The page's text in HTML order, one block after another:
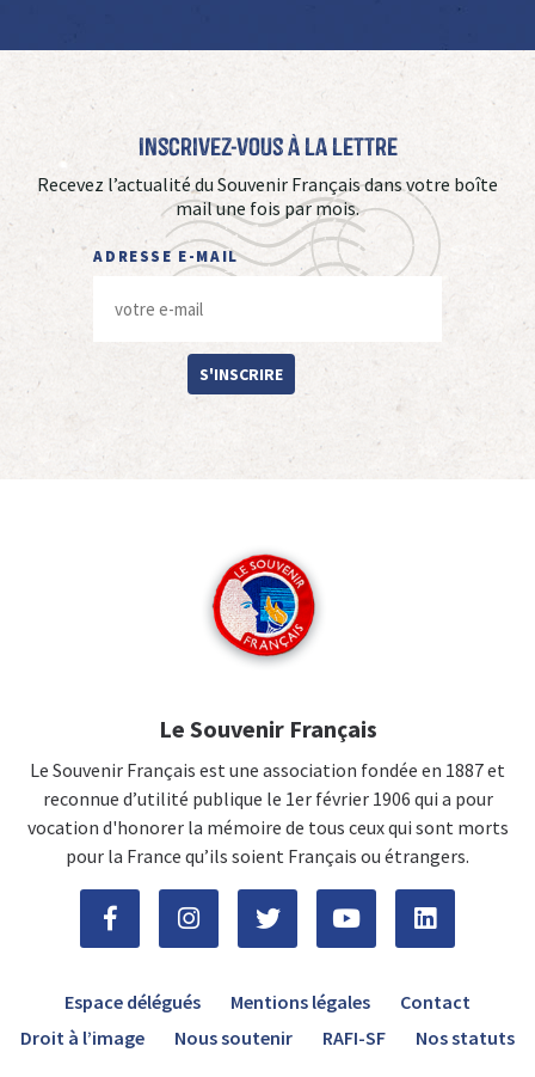
Inscrivez-vous à La Lettre
Recevez l’actualité du Souvenir Français dans votre boîte
mail une fois par mois.
ADRESSE E-MAIL
S'INSCRIRE
Le Souvenir Français
Le Souvenir Français est une association fondée en 1887 et
reconnue d’utilité publique le 1er février 1906 qui a pour
vocation d'honorer la mémoire de tous ceux qui sont morts
pour la France qu’ils soient Français ou étrangers.
Espace délégués Mentions légales
Contact
Droit à l’image
Nous soutenir RAFI-SF Nos statuts